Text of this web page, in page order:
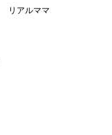
リアルママ